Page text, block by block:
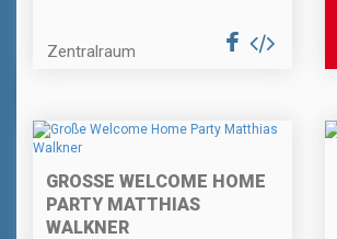
Zentralraum
GROSSE WELCOME HOME P
ARTY MATTHIAS W
ALKNER